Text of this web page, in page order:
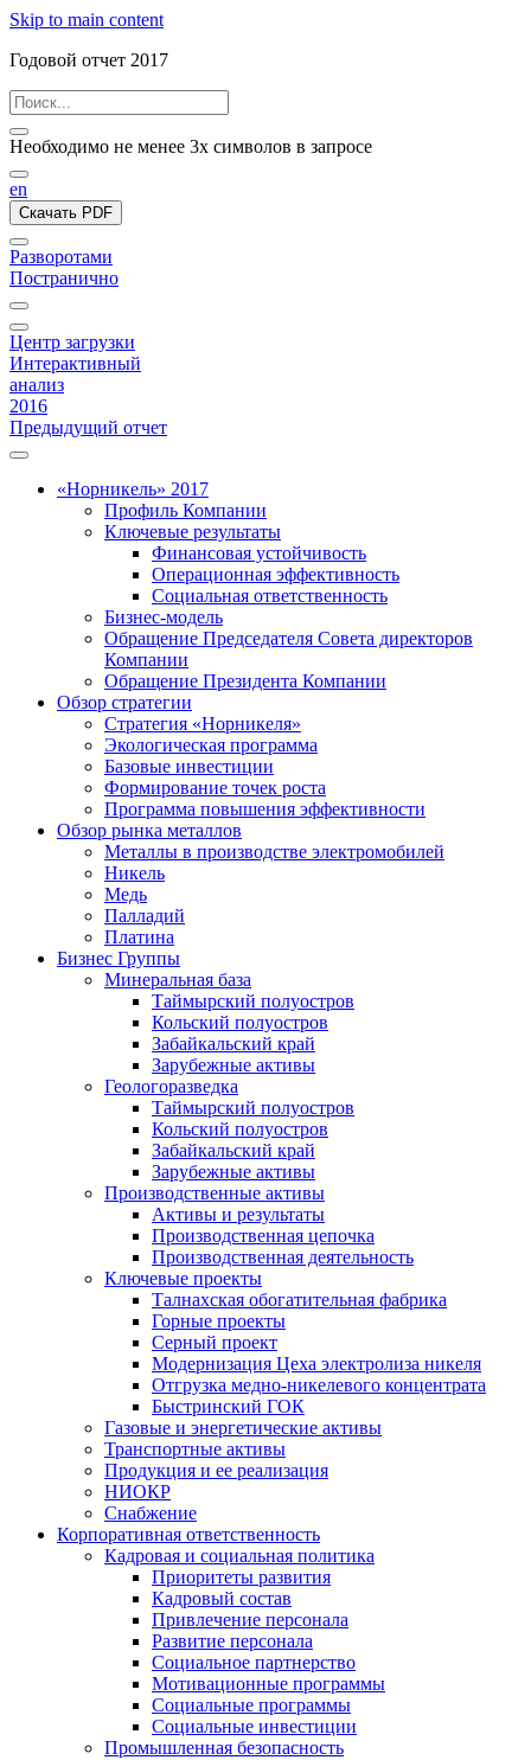
Skip to main content
Годовой отчет 2017
Необходимо не менее 3х символов в запросе
en
Скачать PDF
Разворотами
Постранично
Центр загрузки
Интерактивный
анализ
2016
Предыдущий отчет
«Норникель» 2017
Профиль Компании
Ключевые результаты
Финансовая устойчивость
Операционная эффективность
Социальная ответственность
Бизнес-модель
Обращение Председателя Совета директоров
Компании
Обращение Президента Компании
Обзор стратегии
Стратегия «Норникеля»
Экологическая программа
Базовые инвестиции
Формирование точек роста
Программа повышения эффективности
Обзор рынка металлов
Металлы в производстве электромобилей
Никель
Медь
Палладий
Платина
Бизнес Группы
Минеральная база
Таймырский полуостров
Кольский полуостров
Забайкальский край
Зарубежные активы
Геологоразведка
Таймырский полуостров
Кольский полуостров
Забайкальский край
Зарубежные активы
Производственные активы
Активы и результаты
Производственная цепочка
Производственная деятельность
Ключевые проекты
Талнахская обогатительная фабрика
Горные проекты
Серный проект
Модернизация Цеха электролиза никеля
Отгрузка медно-никелевого концентрата
Быстринский ГОК
Газовые и энергетические активы
Транспортные активы
Продукция и ее реализация
НИОКР
Снабжение
Корпоративная ответственность
Кадровая и социальная политика
Приоритеты развития
Кадровый состав
Привлечение персонала
Развитие персонала
Социальное партнерство
Мотивационные программы
Социальные программы
Социальные инвестиции
Промышленная безопасность